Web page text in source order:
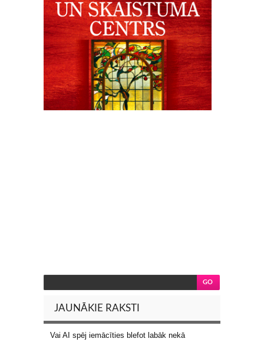
JAUNĀKIE RAKSTI
Vai AI spēj iemācīties blefot labāk nekā